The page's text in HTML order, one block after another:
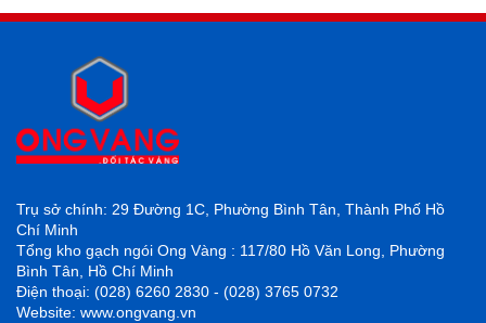
Trụ sở chính: 29 Đường 1C, Phường Bình Tân, Thành Phố Hồ
Chí Minh
Tổng kho gạch ngói Ong Vàng : 117/80 Hồ Văn Long, Phường
Bình Tân, Hồ Chí Minh
Điện thoại: (028) 6260 2830 - (028) 3765 0732
Website: www.ongvang.vn